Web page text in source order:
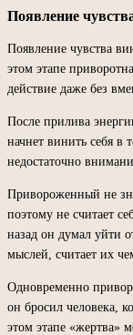
Появление
Появление чувства
этом этапе
действие даже без
После прилива
начнет винить себя в
недостаточно
Привороженный не
поэтому не считает
назад он думал уйти
мыслей, считает их
Одновременно
он бросил человека,
этом этапе «жертва»